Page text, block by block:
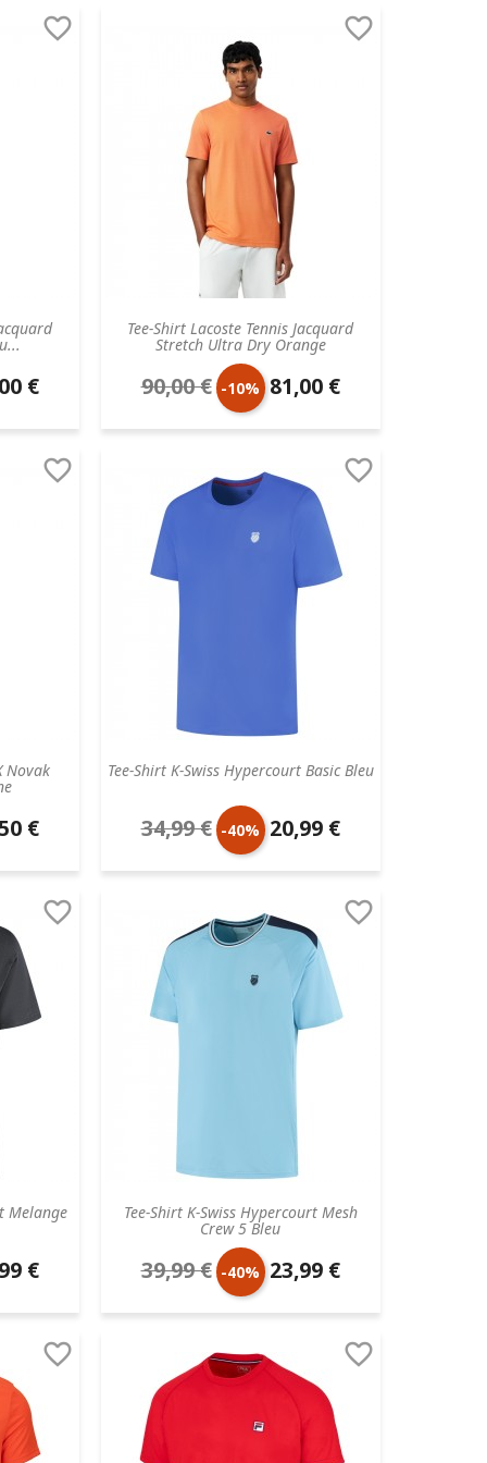

€
Tee-Shirt Lacoste Tennis Jacquard
Stretch Ultra Dry Orange

Prix
de
90,00 € -10% Prix
unitaire
81,00 €
Novak

€
Tee-Shirt K-Swiss Hypercourt Basic Bleu

Prix
de
34,99 € -40% Prix
unitaire
20,99 €
Melange

€
Tee-Shirt K-Swiss Hypercourt Mesh
Crew 5 Bleu

Prix
de
39,99 € -40% Prix
unitaire
23,99 €
 